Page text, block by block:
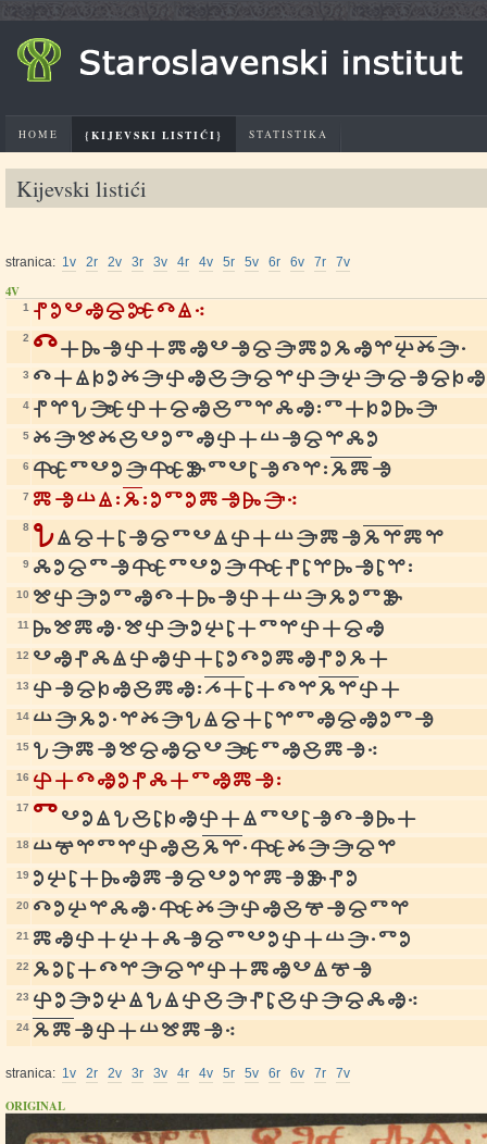
HOME {KIJEVSKI LISTIĆI} STATISTIKA
Kijevski listići
stranica: 1v 2r 2v 3r 3v 4r 4v 5r 5v 6r 6v 7r 7v
4V
1 po vъsǫdê ⁖
2 da zьnam ъvьsem o g ъïbže.
3 daê k o ženъiesïnebesьs k ъ
4 p ïc ënasъitïlъ: ta k o ze
5 žeîživo tъnašьsïlo
6 ötvo eöutv rьdï: g m ь
7 m ьšê : g : o to m ь ze⁖
8 cê sa rьstvê našem ьg ïm ï
9 lo stьötvo eöp rï zь rï:
10 îneo tъda zьnašeg o tu
11 zîm ъ. îneo b ratïnasъ
12 vъp lê nъna ro do m ъp o g a
13 nьs k ъim ъ: ha radïg ïna
14 šeg o . ïžec ê sa rïtъsъo tь
15 c em ьîsъsvëtъim ь⁖
16 nadъo platъm ь:
17 t vo ê c i r k ъnaê tv rьdь za
18 ščïtïnъig ï. öžeesï
19 o b ra zъm ьsvo ïm ьup o
20 do bïlъ. öženъičьstï
21 m ъnabalьstvo naše. to
22 g o radïesïnam ъvê čь
23 no eo bê c ê niep rineslъ⁖
24 g m ьnašîm ь⁖
stranica: 1v 2r 2v 3r 3v 4r 4v 5r 5v 6r 6v 7r 7v
ORIGINAL